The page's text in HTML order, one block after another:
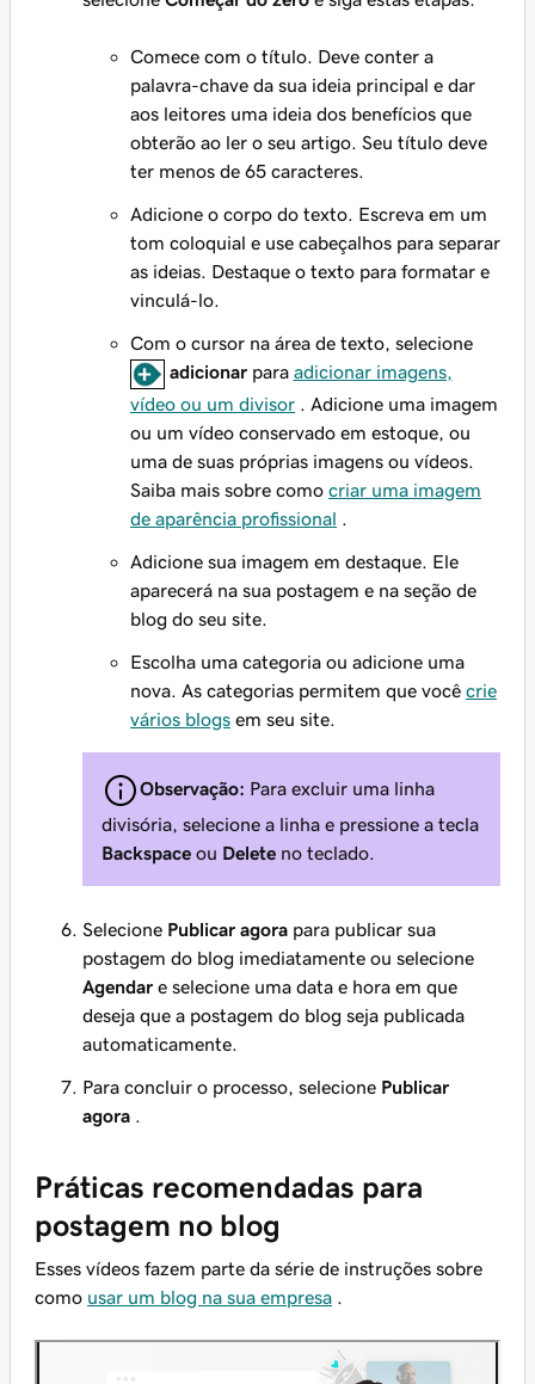
Comece com o título. Deve conter a
palavra-chave da sua ideia principal e dar
aos leitores uma ideia dos benefícios que
obterão ao ler o seu artigo. Seu título deve
ter menos de 65 caracteres.
Adicione o corpo do texto. Escreva em um
tom coloquial e use cabeçalhos para separar
as ideias. Destaque o texto para formatar e
vinculá-lo.
Com o cursor na área de texto, selecione
adicionarpara adicionar imagens,
vídeo ou um divisor . Adicione uma imagem
ou um vídeo conservado em estoque, ou
uma de suas próprias imagens ou vídeos.
Saiba mais sobre como criar uma imagem
de aparência profissional
Adicione sua imagem em destaque. Ele
aparecerá na sua postagem e na seção de
blog do seu site.
Escolha uma categoria ou adicione uma
nova. As categorias permitem que você crie
vários blogs em seu site.
Observação: Para excluir uma linha
divisória, selecione a linha e pressione a tecla
Backspace ou Delete no teclado.
Selecione Publicar agora para publicar sua
postagem do blog imediatamente ou selecione
Agendar e selecione uma data e hora em que
deseja que a postagem do blog seja publicada
automaticamente.
Para concluir o processo, selecione Publicar
agora
Práticas recomendadas para
postagem no blog
Esses vídeos fazem parte da série de instruções sobre
como usar um blog na sua empresa